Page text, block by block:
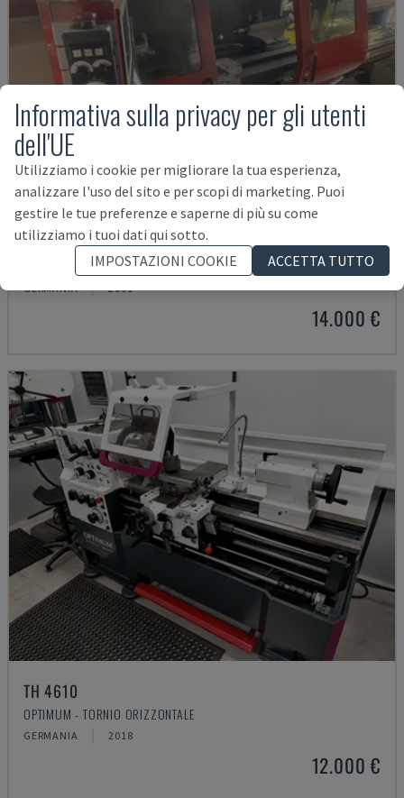
EMCOMAT 200X1000
EMCO - TORNIO ORIZZONTALE
GERMANIA 2001
14.000 €
TH 4610
OPTIMUM - TORNIO ORIZZONTALE
GERMANIA 2018
12.000 €
Informativa sulla privacy per gli utenti
dell'UE
Utilizziamo i cookie per migliorare la tua esperienza,
analizzare l'uso del sito e per scopi di marketing. Puoi
gestire le tue preferenze e saperne di più su come
utilizziamo i tuoi dati qui sotto.
IMPOSTAZIONI COOKIE
ACCETTA TUTTO